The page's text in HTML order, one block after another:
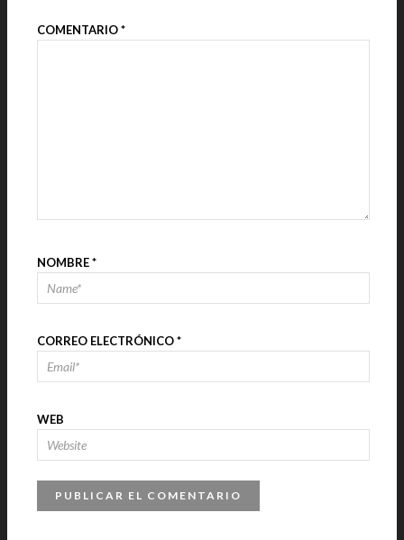
COMENTARIO*
NOMBRE*
CORREO ELECTRÓNICO*
WEB